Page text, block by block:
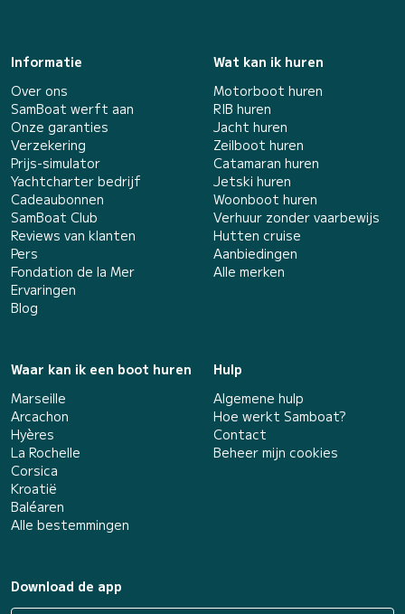
Informatie
Over ons
SamBoat werft aan
Onze garanties
Verzekering
Prijs-simulator
Yachtcharter bedrijf
Cadeaubonnen
SamBoat Club
Reviews van klanten
Pers
Fondation de la Mer
Ervaringen
Blog
Wat kan ik huren
Motorboot huren
RIB huren
Jacht huren
Zeilboot huren
Catamaran huren
Jetski huren
Woonboot huren
Verhuur zonder vaarbewijs
Hutten cruise
Aanbiedingen
Alle merken
Waar kan ik een boot huren
Marseille
Arcachon
Hyères
La Rochelle
Corsica
Kroatië
Baléaren
Alle bestemmingen
Hulp
Algemene hulp
Hoe werkt Samboat?
Contact
Beheer mijn cookies
Download de app